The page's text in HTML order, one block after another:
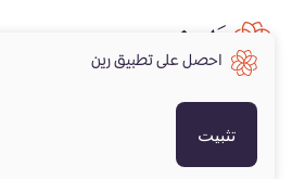
احصل على تطبيق رين
تثبيت